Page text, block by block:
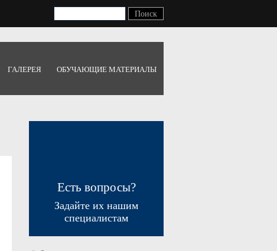
ГАЛЕРЕЯ ОБУЧАЮЩИЕ МАТЕРИАЛЫ
Есть вопросы?
Задайте их нашим
специалистам